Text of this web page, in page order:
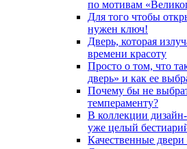
по мотивам
Для того чтобы
нужен ключ!
Дверь, которая
времени красоту
Просто о том, что
дверь» и как ее
Почему бы не
темпераменту?
В коллекции
уже целый
Качественные двери